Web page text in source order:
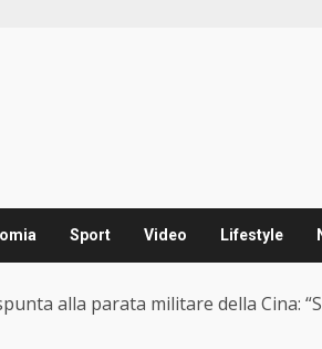
Sport Video Lifestyle
alla parata militare della Cina: